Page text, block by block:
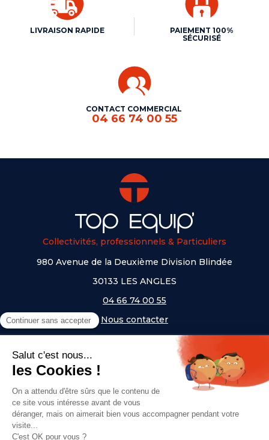
LIVRAISON RAPIDE
PAIEMENT 100%
SÉCURISÉ
CONTACT COMMERCIAL
04 66 74 00 55
Collectivités, professionnels & Particuliers
980 Avenue de la Deuxième Division Blindée
30133 LES ANGLES
04 66 74 00 55
Nous contacter
NOS UNIVERS